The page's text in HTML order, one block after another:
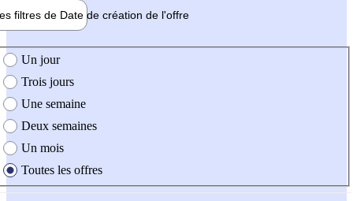
filtres de Date de création de l'offre
création de l'offre
Un jour
Trois jours
Une semaine
Deux semaines
Un mois
Toutes les offres